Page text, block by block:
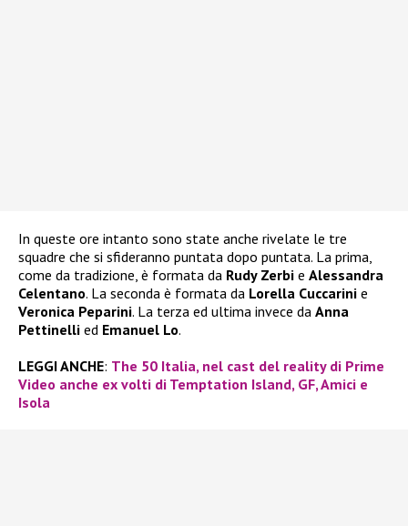
In queste ore intanto sono state anche rivelate le tre
squadre che si sfideranno puntata dopo puntata. La prima,
come da tradizione, è formata da Rudy Zerbi e Alessandra
Celentano. La seconda è formata da Lorella Cuccarini e
Veronica Peparini. La terza ed ultima invece da Anna
Pettinelli ed Emanuel Lo.
LEGGI ANCHE: The 50 Italia, nel cast del reality di Prime
Video anche ex volti di Temptation Island, GF, Amici e
Isola